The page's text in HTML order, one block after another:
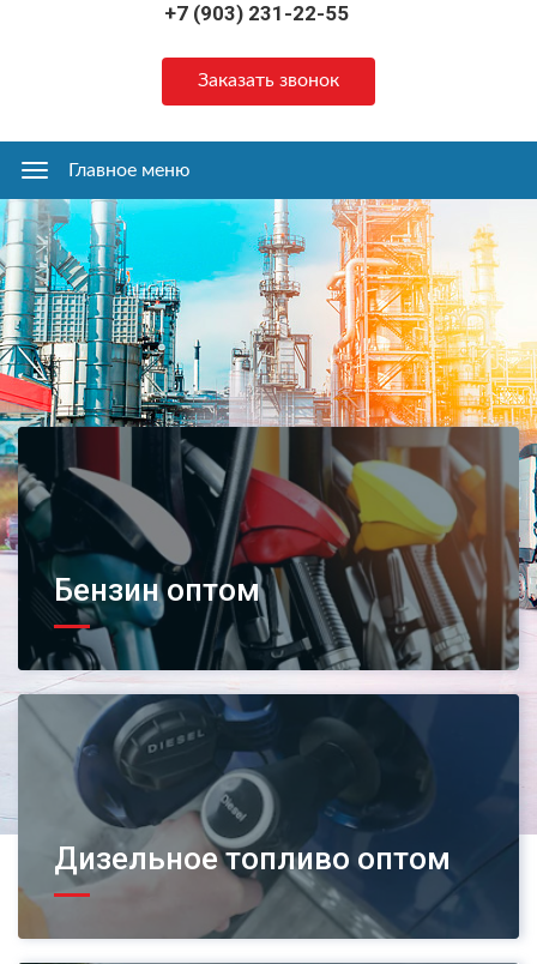
+7 (903) 231-22-55
Заказать звонок
Главное
меню
Главное меню
Бензин оптом
Дизельное топливо оптом